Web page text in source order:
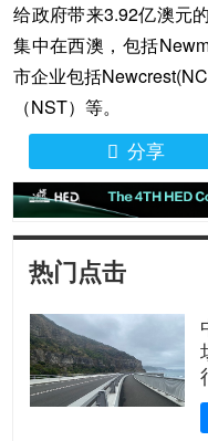
给政府带来3.92亿澳元
集中在西澳，包括
市企业包括
（NST）等。
 分享
热门点击